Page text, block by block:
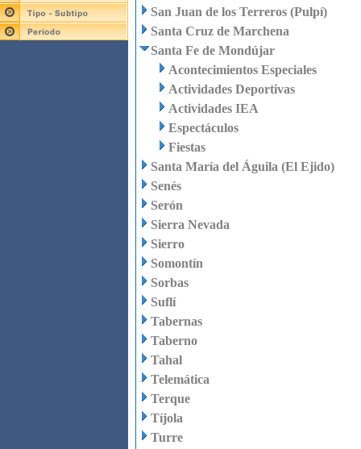
San Juan de los Terreros (Pulpí)
Santa Cruz de Marchena
Santa Fe de Mondújar
Acontecimientos Especiales
Actividades Deportivas
Actividades IEA
Espectáculos
Fiestas
Santa María del Águila (El Ejido)
Senés
Serón
Sierra Nevada
Sierro
Somontín
Sorbas
Suflí
Tabernas
Taberno
Tahal
Telemática
Terque
Tíjola
Turre